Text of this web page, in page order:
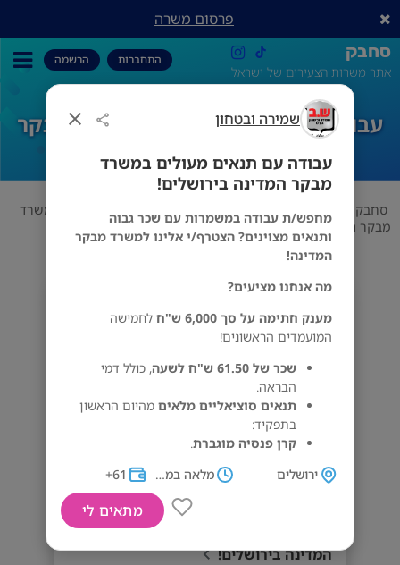
שמירה ובטחון
עבודה עם תנאים מעולים במשרד
מבקר המדינה בירושלים!
מחפש/ת עבודה במשמרות עם שכר גבוה
ותנאים מצוינים? הצטרף/י אלינו למשרד מבקר
המדינה!
מה אנחנו מציעים?
מענק חתימה על סך 6,000 ש"ח
לחמישה
המועמדים הראשונים!
שכר של 61.50 ש"ח לשעה
, כולל דמי
הבראה.
תנאים סוציאליים מלאים מהיום הראשון
בתפקיד:
קרן פנסיה מוגברת.
ארוחות
– ללא עלות!
ביגוד וציוד ברמה הגבוהה ביותר
– כדי שיהיה גם כיף בעבודה!
ירושלים מלאה במשמרות 61+
מתאים לי
פרסום משרה
סחבק
אתר משרות הצעירים של ישראל
התחברות הרשמה
עבודה עם תנאים מעולים במשרד מבקר
המדינה בירושלים!
סחבק
עבודה עם תנאים מעולים במשרד
מבקר המדינה בירושלים!
ירושלים
עבודה עם תנאים מעולים במשרד מבקר
המדינה בירושלים!